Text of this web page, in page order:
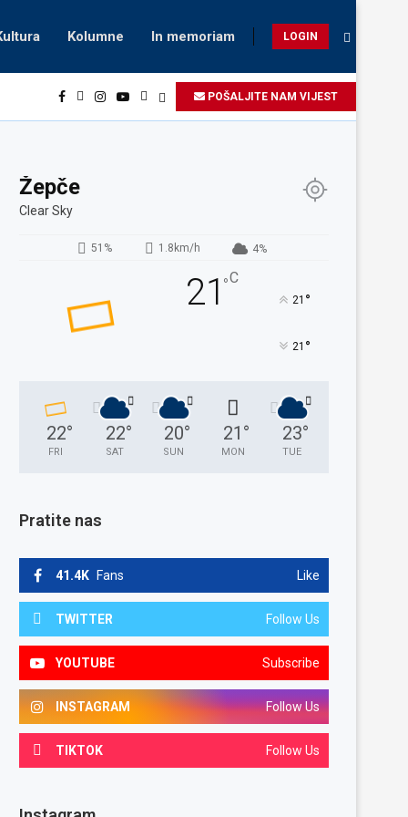
Kolumne In memoriam LOGIN
POŠALJITE NAM VIJEST
Žepče
Clear Sky
51% 1.8km/h 4%
21°C
21 °
21 °
22°
FRI
22°
SAT
20°
SUN
21 °
MON
23°
TUE
Pratite nas
41.4K Fans Like
TWITTER Follow Us
YOUTUBE Subscribe
INSTAGRAM Follow Us
TIKTOK Follow Us